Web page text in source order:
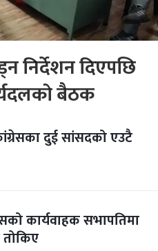
निर्देशन दिएपछि
बैठक
दुई सांसदको एउटै
कार्यवाहक सभापतिमा